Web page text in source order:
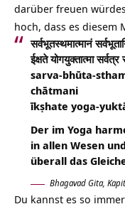
darüber freuen
hoch, dass es diesem
सर्वभूतस्थमात्मानं
ईक्षते योगयुक्तात्मा
sarva-bhūta-
chātmani
īkṣhate yoga-
Der im Yoga
in allen Wesen
überall das
Bhagavad Gita,
Du kannst es so